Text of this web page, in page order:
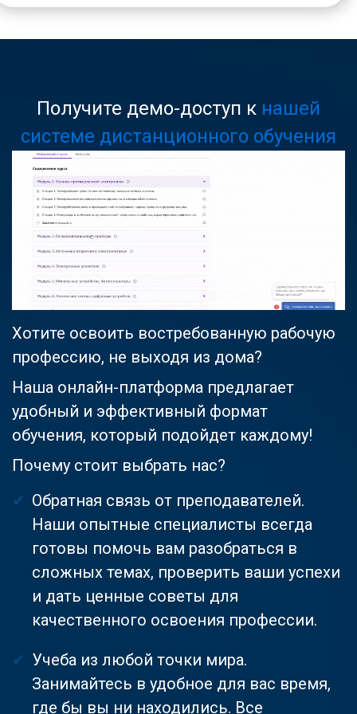
Получите демо-доступ к нашей
системе дистанционного обучения
Хотите освоить востребованную рабочую
профессию, не выходя из дома?
Наша онлайн-платформа предлагает
удобный и эффективный формат
обучения, который подойдет каждому!
Почему стоит выбрать нас?
Обратная связь от преподавателей.
Наши опытные специалисты всегда
готовы помочь вам разобраться в
сложных темах, проверить ваши успехи
и дать ценные советы для
качественного освоения профессии.
Учеба из любой точки мира.
Занимайтесь в удобное для вас время,
где бы вы ни находились. Все